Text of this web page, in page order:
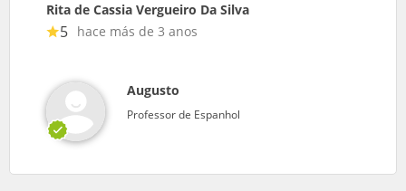
Rita de Cassia Vergueiro Da Silva
5 hace más de 3 anos
Augusto
Professor de Espanhol